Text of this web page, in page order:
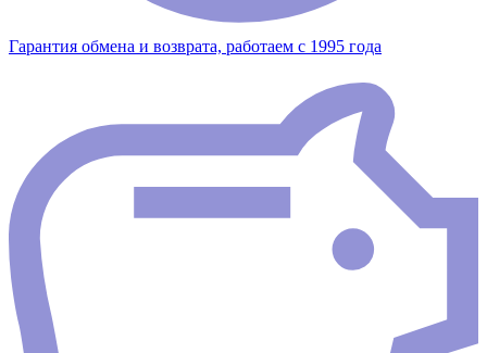
Гарантия обмена и возврата, работаем с 1995 года